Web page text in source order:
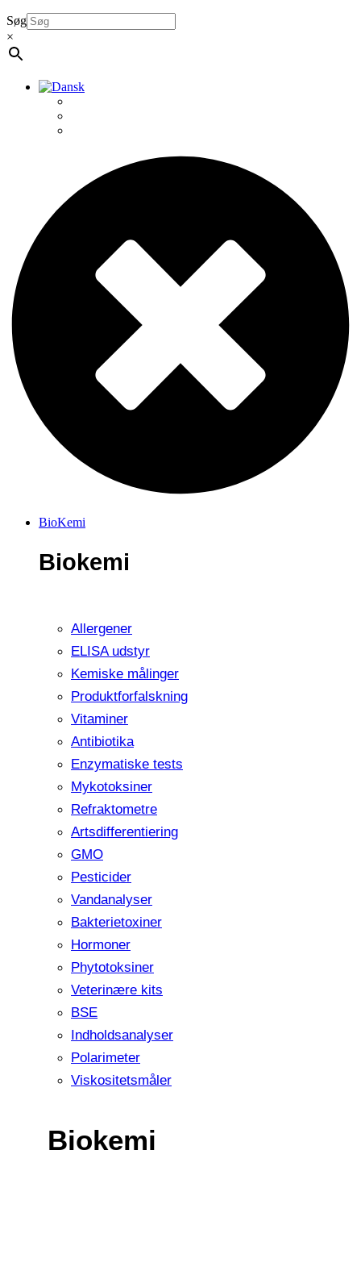
Søg
×
BioKemi
Biokemi
Allergener
ELISA udstyr
Kemiske målinger
Produktforfalskning
Vitaminer
Antibiotika
Enzymatiske tests
Mykotoksiner
Refraktometre
Artsdifferentiering
GMO
Pesticider
Vandanalyser
Bakterietoxiner
Hormoner
Phytotoksiner
Veterinære kits
BSE
Indholdsanalyser
Polarimeter
Viskositetsmåler
Biokemi